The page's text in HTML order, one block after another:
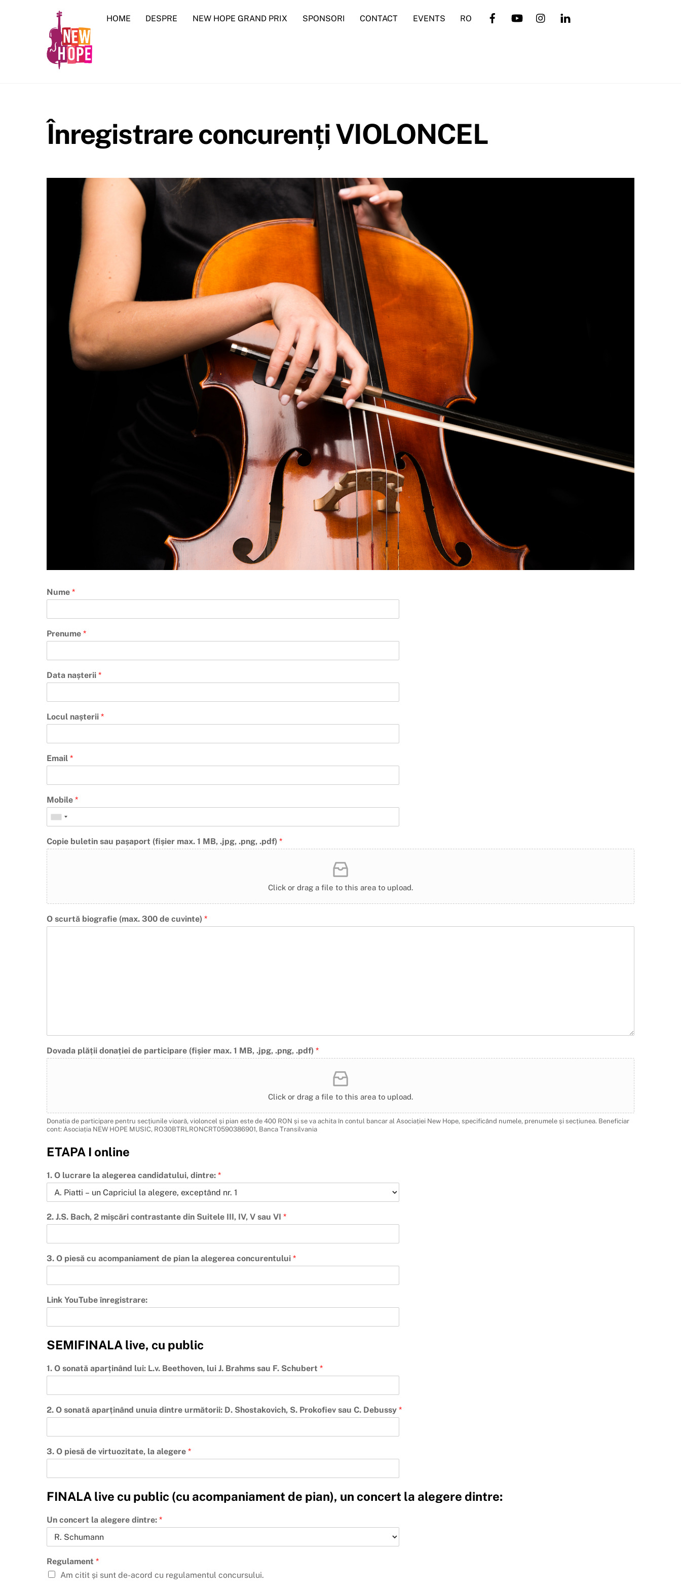
HOME DESPRE NEW HOPE GRAND PRIX SPONSORI CONTACT EVENTS RO
Înregistrare concurenți VIOLONCEL
Nume *
Prenume *
Data nașterii *
Locul nașterii *
Email *
Mobile *
Copie buletin sau pașaport (fișier max. 1 MB, .jpg, .png, .pdf) *
Click or drag a file to this area to upload.
O scurtă biografie (max. 300 de cuvinte) *
Dovada plății donației de participare (fișier max. 1 MB, .jpg, .png, .pdf) *
Click or drag a file to this area to upload.
Donatia de participare pentru secțiunile vioară, violoncel și pian este de 400 RON și se va achita în contul bancar al Asociației New Hope, specificând numele, prenumele și secțiunea. Beneficiar
cont: Asociația NEW HOPE MUSIC, RO30BTRLRONCRT0590386901, Banca Transilvania
ETAPA I online
1. O lucrare la alegerea candidatului, dintre: *
2. J.S. Bach, 2 mișcări contrastante din Suitele III, IV, V sau VI *
3. O piesă cu acompaniament de pian la alegerea concurentului *
Link YouTube înregistrare:
SEMIFINALA live, cu public
1. O sonată aparținând lui: L.v. Beethoven, lui J. Brahms sau F. Schubert *
2. O sonată aparținând unuia dintre următorii: D. Shostakovich, S. Prokofiev sau C. Debussy *
3. O piesă de virtuozitate, la alegere *
FINALA live cu public (cu acompaniament de pian), un concert la alegere dintre:
Un concert la alegere dintre: *
Regulament *
Am citit și sunt de-acord cu regulamentul concursului.